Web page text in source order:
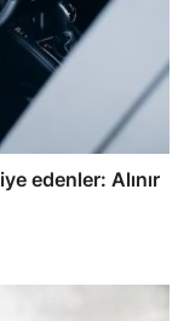
edenler: Alınır